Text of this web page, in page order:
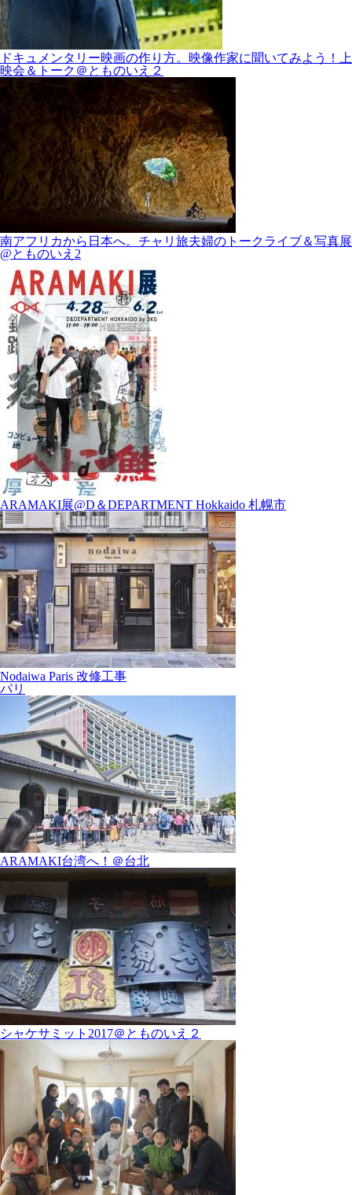
ドキュメンタリー映画の作り方。映像作家に聞いてみよう！上
映会＆トーク＠とものいえ２
南アフリカから日本へ。チャリ旅夫婦のトークライブ＆写真展
@とものいえ2
ARAMAKI展@D＆DEPARTMENT Hokkaido 札幌市
Nodaiwa Paris 改修工事
パリ
ARAMAKI台湾へ！＠台北
シャケサミット2017＠とものいえ２